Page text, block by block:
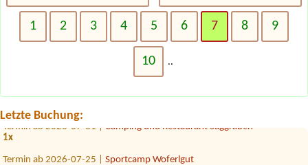
1 2 3 4 5 6 7 8 9
10 ..
Letzte Buchung:
Camping Heiterwanger See
1x Stellplatz mit Wohnmobil (6 meter), 2 Erwachsene, 1 kleiner Hund
Camping Knaller Weissensee Süd
Termin ab 2026-07-31 |
1x
Termin ab 2026-07-25 | Sportcamp Woferlgut